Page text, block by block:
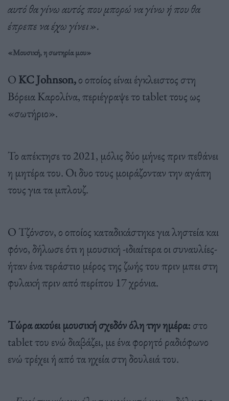
αυτό θα γίνω αυτός που μπορώ να γίνω ή που θα
έπρεπε να έχω γίνει».
«Μουσική, η σωτηρία μου»
Ο KC Johnson,ο οποίος είναι έγκλειστος στη
Βόρεια Καρολίνα, περιέγραψε το tablet τους ως
«σωτήριο».
Το απέκτησε το 2021, μόλις δύο μήνες πριν πεθάνει
η μητέρα του. Οι δυο τους μοιράζονταν την αγάπη
τους για τα μπλουζ.
Ο Τζόνσον, ο οποίος καταδικάστηκε για ληστεία και
φόνο, δήλωσε ότι η μουσική -ιδιαίτερα οι συναυλίες-
ήταν ένα τεράστιο μέρος της ζωής του πριν μπει στη
φυλακή πριν από περίπου 17 χρόνια.
Τώρα ακούει μουσική σχεδόν όλη την ημέρα: στο
tablet του ενώ διαβάζει, με ένα φορητό ραδιόφωνο
ενώ τρέχει ή από τα ηχεία στη δουλειά του.